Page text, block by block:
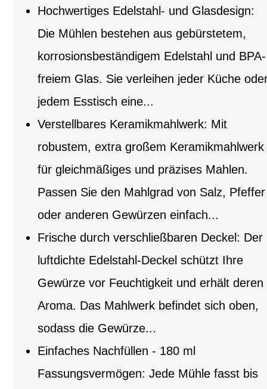
Hochwertiges Edelstahl- und Glasdesign:
Die Mühlen bestehen aus gebürstetem,
korrosionsbeständigem Edelstahl und BPA-
freiem Glas. Sie verleihen jeder Küche
jedem Esstisch eine...
Verstellbares Keramikmahlwerk: Mit
robustem, extra großem Keramikmahlwerk
für gleichmäßiges und präzises Mahlen.
Passen Sie den Mahlgrad von Salz, Pfeffer
oder anderen Gewürzen einfach...
Frische durch verschließbaren Deckel: Der
luftdichte Edelstahl-Deckel schützt Ihre
Gewürze vor Feuchtigkeit und erhält deren
Aroma. Das Mahlwerk befindet sich oben,
sodass die Gewürze...
Einfaches Nachfüllen - 180 ml
Fassungsvermögen: Jede Mühle fasst bis